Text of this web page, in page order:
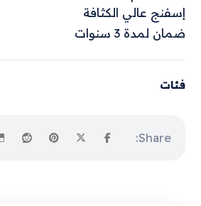
إسفنج عالي الكثافة
ضمان لمدة 3 سنوات
فئات